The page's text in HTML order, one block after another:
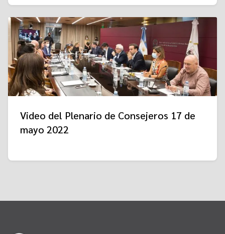
Video del Plenario de Consejeros 17 de
mayo 2022